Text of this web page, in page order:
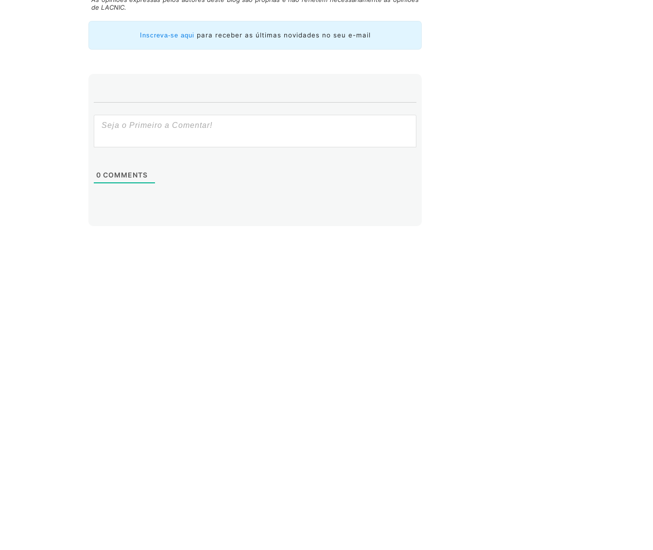
regulatórios e tecnológicos que ainda persistem no caminho rumo a uma conexão
integral.
de LACNIC.
Inscreva-se aqui para receber as últimas novidades no seu e-mail
0 COMMENTS